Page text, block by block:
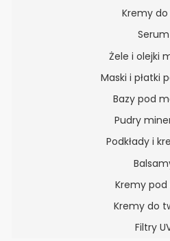
Kremy do
Serum
Żele i olejki
Maski i płatki
Bazy pod
Pudry
Podkłady i
Kremy pod
Kremy do
Filtry